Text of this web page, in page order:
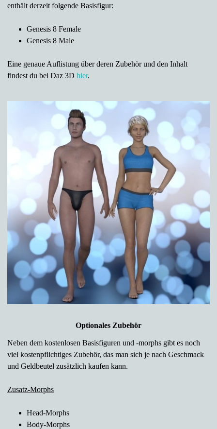
enthält derzeit folgende Basisfigur:
Genesis 8 Female
Genesis 8 Male
Eine genaue Auflistung über deren Zubehör und den Inhalt
findest du bei Daz 3D hier.
Optionales Zubehör
Neben dem kostenlosen Basisfiguren und -morphs gibt es noch
viel kostenpflichtiges Zubehör, das man sich je nach Geschmack
und Geldbeutel zusätzlich kaufen kann.
Zusatz-Morphs
Head-Morphs
Body-Morphs